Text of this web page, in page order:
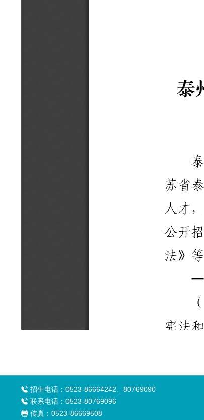
招生电话：0523-86664242、80769090
联系电话：0523-80769096
传真：0523-86669508